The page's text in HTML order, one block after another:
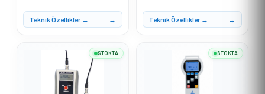
Teknik Özellikler → Teknik Özellikler →
STOKTA STOKTA